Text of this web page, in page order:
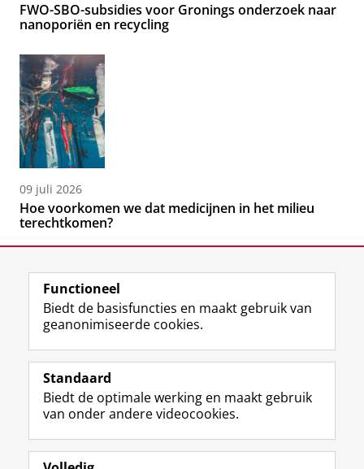
FWO-SBO-subsidies voor Gronings onderzoek naar
nanoporiën en recycling
09 juli 2026
Hoe voorkomen we dat medicijnen in het milieu
terechtkomen?
Volg de RUG
F
a
e
b
o
L
i
k
e
I
R
S
-
f
e
I
n
t
r
Y
o
T
e
Studiekiezers
Alumni
Functioneel
Biedt de basisfuncties en maakt gebruik van
geanonimiseerde cookies.
Standaard
Biedt de optimale werking en maakt gebruik
van onder andere videocookies.